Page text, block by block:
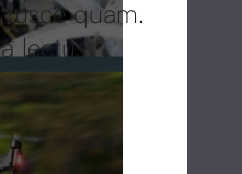
quam.
lectus